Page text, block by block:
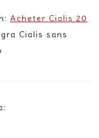
Acheter Cialis 20
Cialis sans